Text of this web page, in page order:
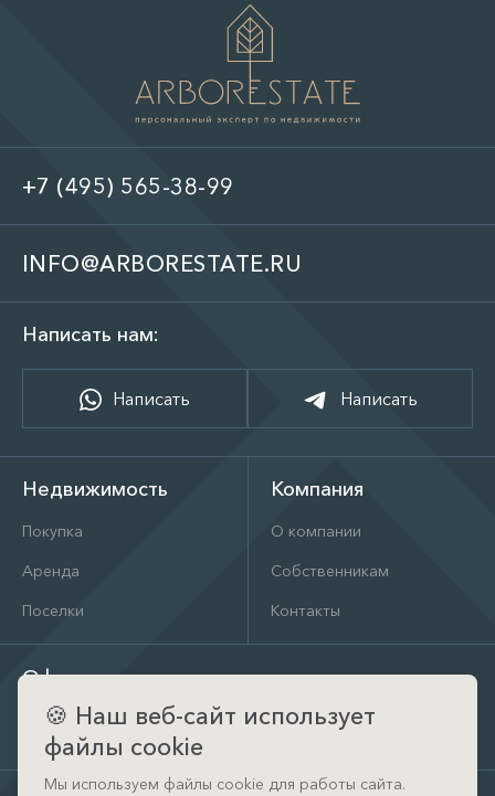
+7 (495) 565-38-99
INFO@ARBORESTATE.RU
Написать нам:
Написать Написать
Недвижимость
Покупка
Аренда
Поселки
Компания
О компании
Собственникам
Контакты
Офис
д. Тимошкино, ул. Архитектора Райта, д. 1 (КП Кристал
Истра)
🍪 Наш веб-сайт использует
файлы cookie
Мы используем файлы cookie для работы сайта.